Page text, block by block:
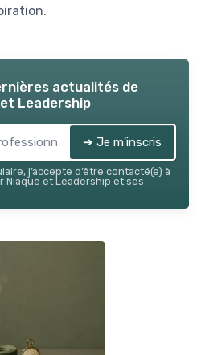
actualités de
Leadership
➔ Je m'inscris
j’accepte d’être contacté(e) à
Niaque et Leadership et ses